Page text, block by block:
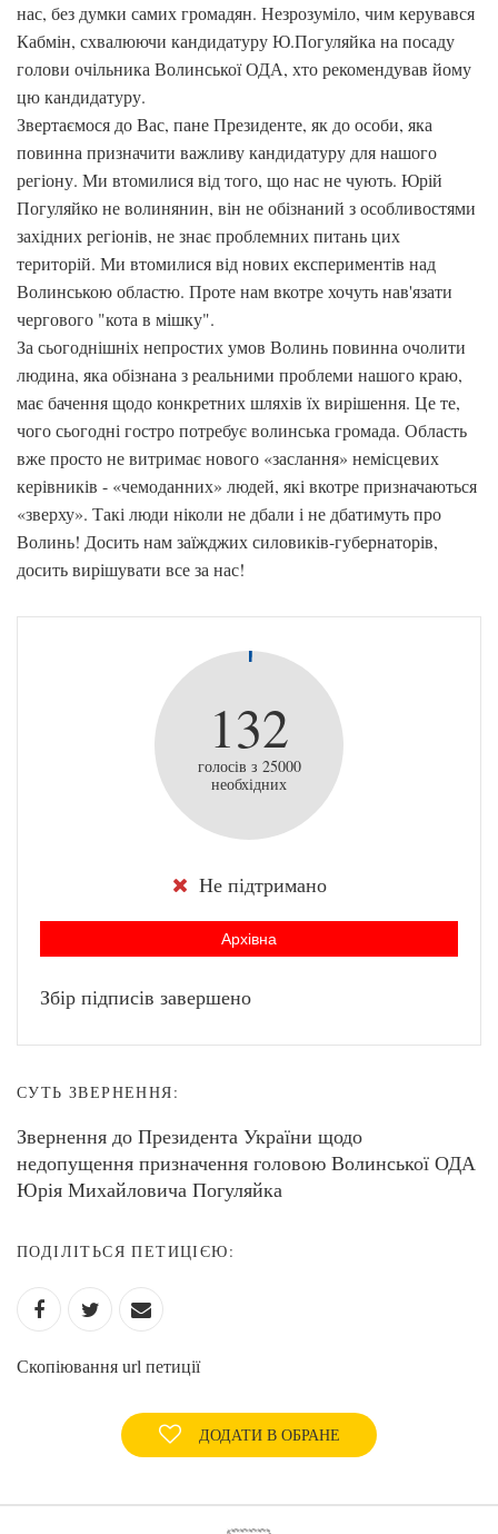
нас, без думки самих громадян. Незрозуміло, чим керувався
Кабмін, схвалюючи кандидатуру Ю.Погуляйка на посаду
голови очільника Волинської ОДА, хто рекомендував йому
цю кандидатуру.
Звертаємося до Вас, пане Президенте, як до особи, яка
повинна призначити важливу кандидатуру для нашого
регіону. Ми втомилися від того, що нас не чують. Юрій
Погуляйко не волинянин, він не обізнаний з особливостями
західних регіонів, не знає проблемних питань цих
територій. Ми втомилися від нових експериментів над
Волинською областю. Проте нам вкотре хочуть нав'язати
чергового "кота в мішку".
За сьогоднішніх непростих умов Волинь повинна очолити
людина, яка обізнана з реальними проблеми нашого краю,
має бачення щодо конкретних шляхів їх вирішення. Це те,
чого сьогодні гостро потребує волинська громада. Область
вже просто не витримає нового «заслання» немісцевих
керівників - «чемоданних» людей, які вкотре призначаються
«зверху». Такі люди ніколи не дбали і не дбатимуть про
Волинь! Досить нам заїжджих силовиків-губернаторів,
досить вирішувати все за нас!
132
голосів з 25000
необхідних
Не підтримано
Архівна
Збір підписів завершено
СУТЬ ЗВЕРНЕННЯ:
Звернення до Президента України щодо
недопущення призначення головою Волинської ОДА
Юрія Михайловича Погуляйка
ПОДІЛІТЬСЯ ПЕТИЦІЄЮ:
Скопіювання url петиції
ДОДАТИ В ОБРАНЕ